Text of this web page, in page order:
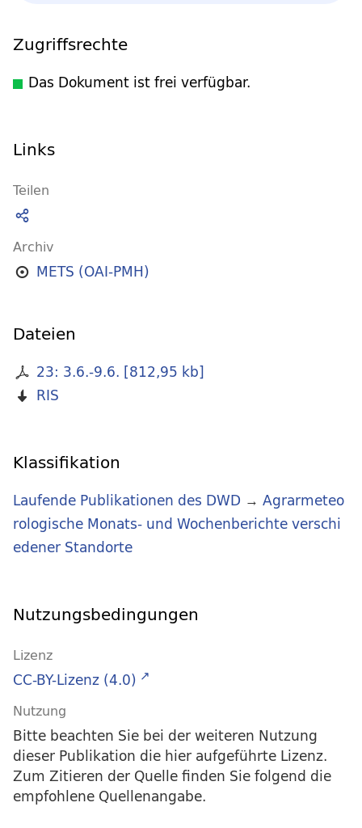
Zugriffsrechte
Das Dokument ist frei verfügbar.
Links
Teilen
Archiv
METS (OAI-PMH)
Dateien
23: 3.6.-9.6. [812,95 kb]
RIS
Klassifikation
Laufende Publikationen des DWD → Agrarmeteo
rologische Monats- und Wochenberichte verschi
edener Standorte
Nutzungsbedingungen
Lizenz
CC-BY-Lizenz (4.0)
Nutzung
Bitte beachten Sie bei der weiteren Nutzung
dieser Publikation die hier aufgeführte Lizenz.
Zum Zitieren der Quelle finden Sie folgend die
empfohlene Quellenangabe.